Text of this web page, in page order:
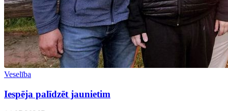
Veselība
Iespēja palīdzēt jaunietim